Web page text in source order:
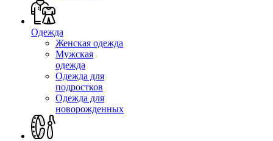
Одежда
Женская одежда
Мужская
одежда
Одежда для
подростков
Одежда для
новорожденных